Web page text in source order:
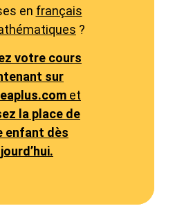
en français
?
votre cours
sur
et
la place de
enfant dès